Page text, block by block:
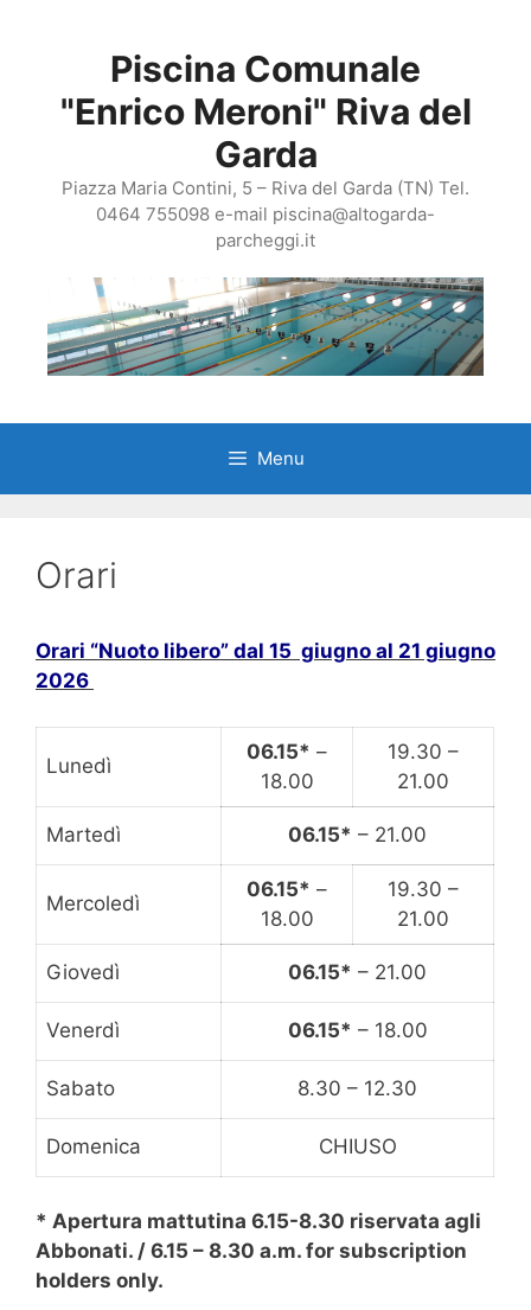
Piscina Comunale
"Enrico Meroni" Riva del
Garda
Piazza Maria Contini, 5 – Riva del Garda (TN) Tel.
0464 755098 e-mail piscina@altogarda-
parcheggi.it
Menu
Orari
Orari “Nuoto libero” dal 15 giugno al 21 giugno
2026
Lunedì
06.15* –
18.00
19.30 –
21.00
Martedì 06.15* – 21.00
Mercoledì
06.15* –
18.00
19.30 –
21.00
Giovedì 06.15* – 21.00
Venerdì 06.15* – 18.00
Sabato 8.30 – 12.30
Domenica CHIUSO
* Apertura mattutina 6.15-8.30 riservata agli
Abbonati. / 6.15 – 8.30 a.m. for subscription
holders only.